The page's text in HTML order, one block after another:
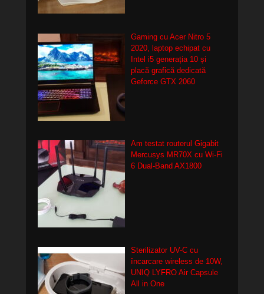
Gaming cu Acer Nitro 5
2020, laptop echipat cu
Intel i5 generația 10 și
placă grafică dedicată
Geforce GTX 2060
Am testat routerul Gigabit
Mercusys MR70X cu Wi-Fi
6 Dual-Band AX1800
Sterilizator UV-C cu
încarcare wireless de 10W,
UNIQ LYFRO Air Capsule
All in One